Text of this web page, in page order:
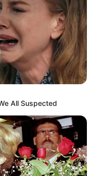
All Suspected